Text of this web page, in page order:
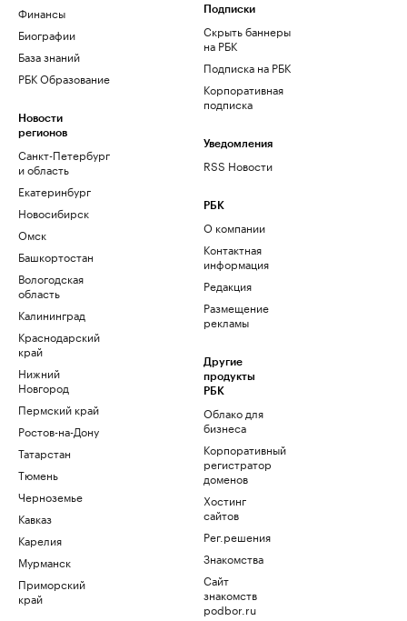
Финансы
Биографии
База знаний
РБК Образование
Новости
регионов
Санкт-Петербург
и область
Екатеринбург
Новосибирск
Омск
Башкортостан
Вологодская
область
Калининград
Краснодарский
край
Нижний
Новгород
Пермский край
Ростов-на-Дону
Татарстан
Тюмень
Черноземье
Кавказ
Карелия
Мурманск
Приморский
край
Подписки
Скрыть баннеры
на РБК
Подписка на РБК
Корпоративная
подписка
Уведомления
RSS Новости
РБК
О компании
Контактная
информация
Редакция
Размещение
рекламы
Другие
продукты
РБК
Облако для
бизнеса
Корпоративный
регистратор
доменов
Хостинг
сайтов
Рег.решения
Знакомства
Сайт
знакомств
podbor.ru